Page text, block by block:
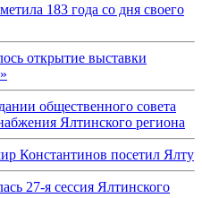
183 года со дня своего
открытие выставки
общественного совета
Ялтинского региона
Константинов посетил Ялту
27-я сессия Ялтинского